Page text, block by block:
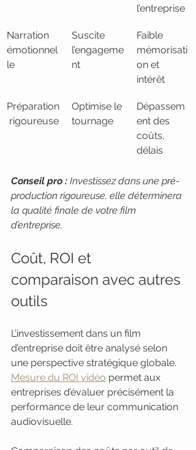
l’entreprise
Narration
émotionnel
le
Suscite
l’engageme
nt
Faible
mémorisati
on et
intérêt
Préparation
rigoureuse
Optimise le
tournage
Dépassem
ent des
coûts,
délais
Conseil pro : Investissez dans une pré-
production rigoureuse, elle déterminera
la qualité finale de votre film
d’entreprise.
Coût, ROI et
comparaison avec autres
outils
L’investissement dans un film
d’entreprise doit être analysé selon
une perspective stratégique globale.
Mesure du ROI vidéo permet aux
entreprises d’évaluer précisément la
performance de leur communication
audiovisuelle.